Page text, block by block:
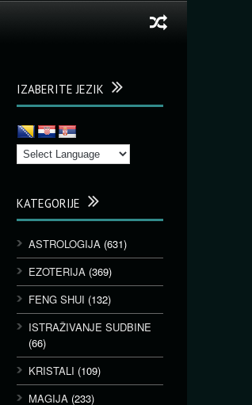
IZABERITE JEZIK
KATEGORIJE
ASTROLOGIJA (631)
EZOTERIJA (369)
FENG SHUI (132)
ISTRAŽIVANJE SUDBINE
(66)
KRISTALI (109)
MAGIJA (233)